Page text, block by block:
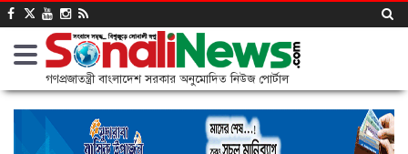
গণপ্রজাতন্ত্রী বাংলাদেশ সরকার অনুমোদিত নিউজ পোর্টাল